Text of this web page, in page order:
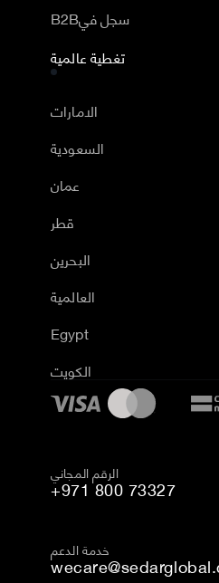
B2Bسجل في
تغطية عالمية
الامارات
السعودية
عمان
قطر
البحرين
العالمية
Egypt
الكويت
الرقم المجاني
+971 800 73327
خدمة الدعم